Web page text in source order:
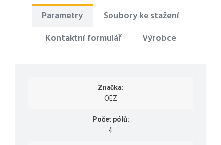
Parametry
Soubory ke stažení
Kontaktní formulář
Výrobce
Značka:
OEZ
Počet pólů:
4